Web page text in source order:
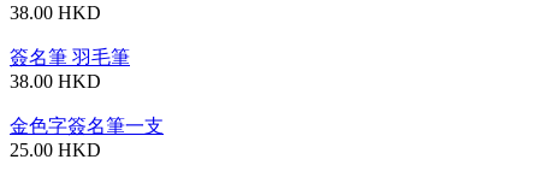
38.00 HKD
簽名筆 羽毛筆
38.00 HKD
金色字簽名筆一支
25.00 HKD